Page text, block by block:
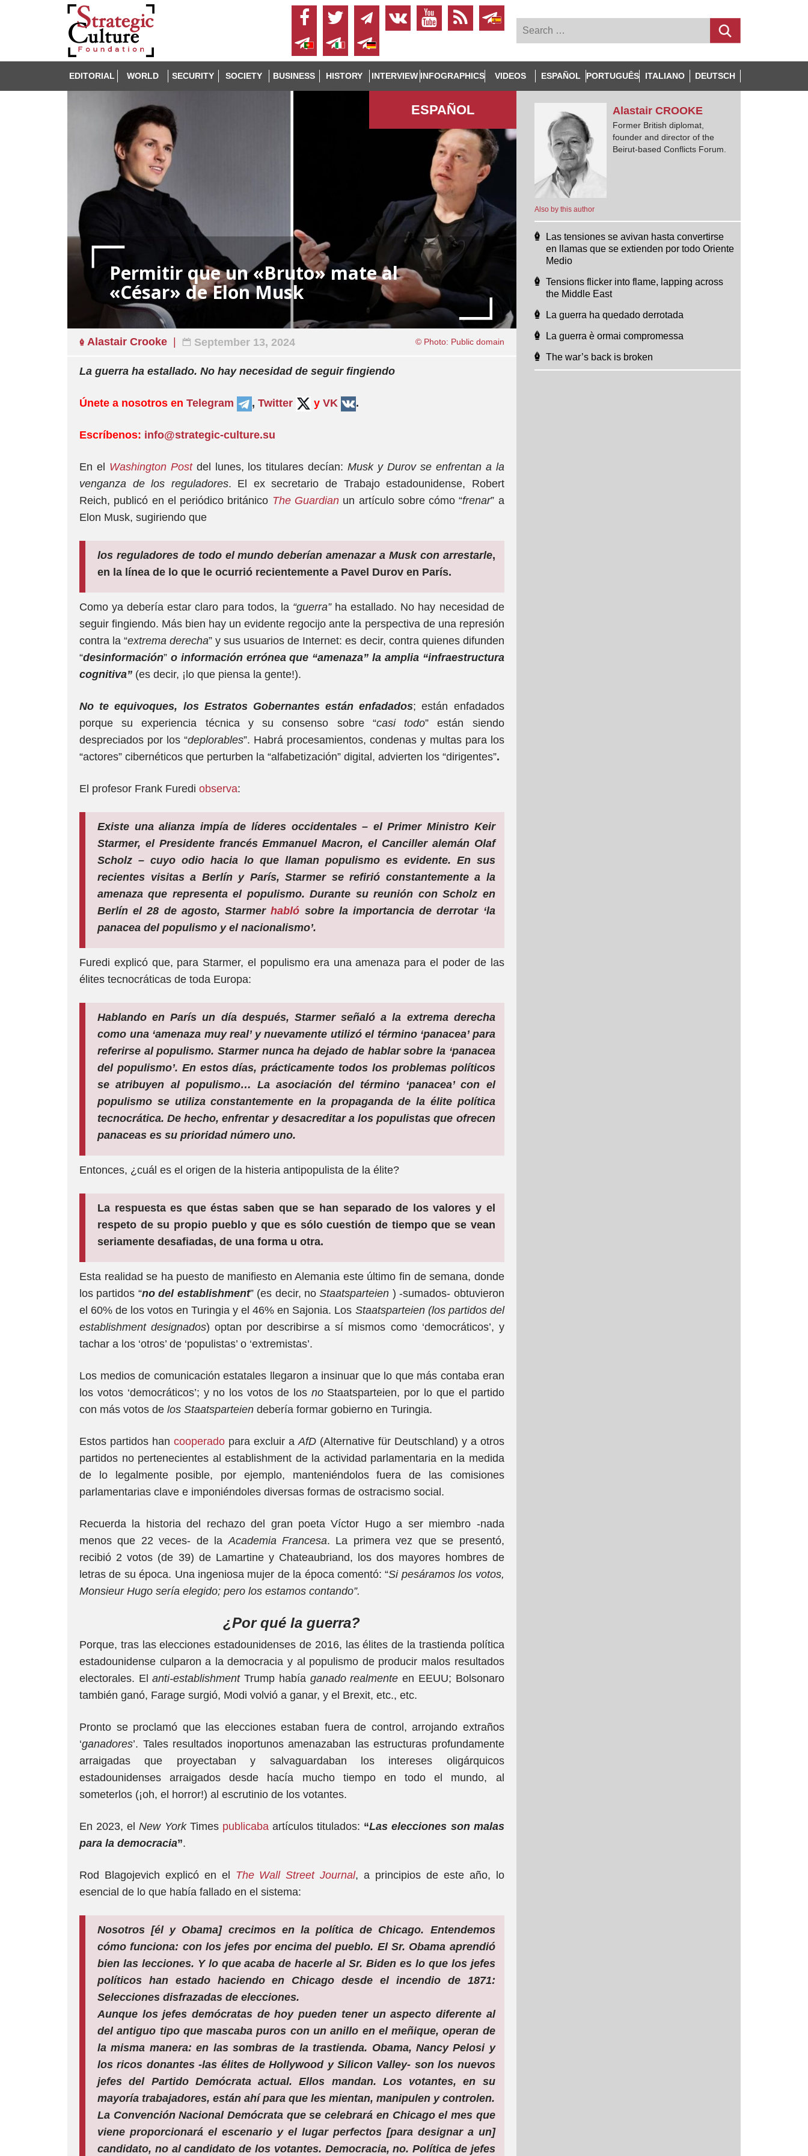
EDITORIAL WORLD SECURITY SOCIETY BUSINESS HISTORY INTERVIEW INFOGRAPHICS VIDEOS ESPAÑOL PORTUGUÊS ITALIANO DEUTSCH
ESPAÑOL
Permitir que un «Bruto» mate al
«César» de Elon Musk
Alastair Crooke September 13, 2024 © Photo: Public domain
La guerra ha estallado. No hay necesidad de seguir fingiendo
Únete a nosotros en Telegram , Twitter y VK .
Escríbenos: info@strategic-culture.su
En el Washington Postdel lunes, los titulares decían:Musk y Durov se enfrentan a la
venganza de los reguladores. El ex secretario de Trabajo estadounidense, Robert
Reich, publicó en el periódico británico The Guardianun artículo sobre cómo “frenar” a
Elon Musk, sugiriendo que
los reguladores de todo el mundo deberían amenazar a Musk con arrestarle,
en la línea de lo que le ocurrió recientemente a Pavel Durov en París.
Como ya debería estar claro para todos, la “guerra”ha estallado. No hay necesidad de
seguir fingiendo. Más bien hay un evidente regocijo ante la perspectiva de una represión
contra la “extrema derecha” y sus usuarios de Internet: es decir, contra quienes difunden
“desinformación” o información errónea que “amenaza” la amplia “infraestructura
cognitiva” (es decir, ¡lo que piensa la gente!).
No te equivoques, los Estratos Gobernantes están enfadados; están enfadados
porque su experiencia técnica y su consenso sobre “casi todo” están siendo
despreciados por los “deplorables”. Habrá procesamientos, condenas y multas para los
“actores” cibernéticos que perturben la “alfabetización” digital, advierten los “dirigentes”.
El profesor Frank Furedi observa:
Existe una alianza impía de líderes occidentales – el Primer Ministro Keir
Starmer, el Presidente francés Emmanuel Macron, el Canciller alemán Olaf
Scholz – cuyo odio hacia lo que llaman populismo es evidente. En sus
recientes visitas a Berlín y París, Starmer se refirió constantemente a la
amenaza que representa el populismo. Durante su reunión con Scholz en
Berlín el 28 de agosto, Starmerhabló sobre la importancia de derrotar ‘la
panacea del populismo y el nacionalismo’.
Furedi explicó que, para Starmer, el populismo era una amenaza para el poder de las
élites tecnocráticas de toda Europa:
Hablando en París un día después, Starmer señaló a la extrema derecha
como una ‘amenaza muy real’ y nuevamente utilizó el término ‘panacea’ para
referirse al populismo. Starmer nunca ha dejado de hablar sobre la ‘panacea
del populismo’. En estos días, prácticamente todos los problemas políticos
se atribuyen al populismo… La asociación del término ‘panacea’ con el
populismo se utiliza constantemente en la propaganda de la élite política
tecnocrática. De hecho, enfrentar y desacreditar a los populistas que ofrecen
panaceas es su prioridad número uno.
Entonces, ¿cuál es el origen de la histeria antipopulista de la élite?
La respuesta es que éstas saben que se han separado de los valores y el
respeto de su propio pueblo y que es sólo cuestión de tiempo que se vean
seriamente desafiadas, de una forma u otra.
Esta realidad se ha puesto de manifiesto en Alemania este último fin de semana, donde
los partidos “no del establishment” (es decir, noStaatsparteien ) -sumados- obtuvieron
el 60% de los votos en Turingia y el 46% en Sajonia. Los Staatsparteien (los partidos del
establishment designados) optan por describirse a sí mismos como ‘democráticos’, y
tachar a los ‘otros’ de ‘populistas’ o ‘extremistas’.
Los medios de comunicación estatales llegaron a insinuar que lo que más contaba eran
los votos ‘democráticos’; y no los votos de los noStaatsparteien, por lo que el partido
con más votos de los Staatsparteien debería formar gobierno en Turingia.
Estos partidos han cooperadopara excluir aAfD(Alternative für Deutschland) y a otros
partidos no pertenecientes al establishment de la actividad parlamentaria en la medida
de lo legalmente posible, por ejemplo, manteniéndolos fuera de las comisiones
parlamentarias clave e imponiéndoles diversas formas de ostracismo social.
Recuerda la historia del rechazo del gran poeta Víctor Hugo a ser miembro -nada
menos que 22 veces- de laAcademia Francesa. La primera vez que se presentó,
recibió 2 votos (de 39) de Lamartine y Chateaubriand, los dos mayores hombres de
letras de su época. Una ingeniosa mujer de la época comentó: “Si pesáramos los votos,
Monsieur Hugo sería elegido; pero los estamos contando”.
¿Por qué la guerra?
Porque, tras las elecciones estadounidenses de 2016, las élites de la trastienda política
estadounidense culparon a la democracia y al populismo de producir malos resultados
electorales. Elanti-establishmentTrump había ganado realmente en EEUU; Bolsonaro
también ganó, Farage surgió, Modi volvió a ganar, y el Brexit, etc., etc.
Pronto se proclamó que las elecciones estaban fuera de control, arrojando extraños
‘ganadores’. Tales resultados inoportunos amenazaban las estructuras profundamente
arraigadas que proyectaban y salvaguardaban los intereses oligárquicos
estadounidenses arraigados desde hacía mucho tiempo en todo el mundo, al
someterlos (¡oh, el horror!) al escrutinio de los votantes.
En 2023, elNew YorkTimes publicabaartículos titulados: “Las elecciones son malas
para la democracia”.
Rod Blagojevich explicó en el The Wall Street Journal, a principios de este año, lo
esencial de lo que había fallado en el sistema:
Nosotros [él y Obama] crecimos en la política de Chicago. Entendemos
cómo funciona: con los jefes por encima del pueblo. El Sr. Obama aprendió
bien las lecciones. Y lo que acaba de hacerle al Sr. Biden es lo que los jefes
políticos han estado haciendo en Chicago desde el incendio de 1871:
Selecciones disfrazadas de elecciones.
Aunque los jefes demócratas de hoy pueden tener un aspecto diferente al
del antiguo tipo que mascaba puros con un anillo en el meñique, operan de
la misma manera: en las sombras de la trastienda. Obama, Nancy Pelosi y
los ricos donantes -las élites de Hollywood y Silicon Valley- son los nuevos
jefes del Partido Demócrata actual.
Ellos mandan. Los votantes, en su
mayoría trabajadores, están ahí para que les mientan, manipulen y controlen.
La Convención Nacional Demócrata que se celebrará en Chicago el mes que
viene proporcionará el escenario y el lugar perfectos [para designar a un]
candidato, no al candidato de los votantes. Democracia, no. Política de jefes
Also by this author
Alastair CROOKE
Former British diplomat,
founder and director of the
Beirut-based Conflicts Forum.
Las tensiones se avivan hasta convertirse
en llamas que se extienden por todo Oriente
Medio
Tensions flicker into flame, lapping across
the Middle East
La guerra ha quedado derrotada
La guerra è ormai compromessa
The war’s back is broken